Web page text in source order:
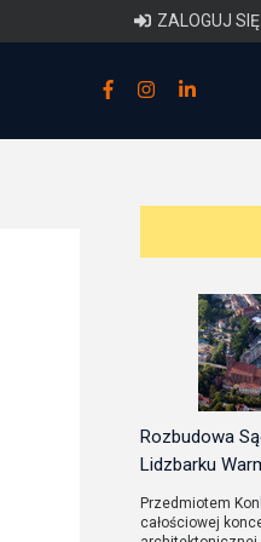
ZALOGUJ SIĘ
zakres i forma projektu
przestrzennym
Rozbudowa
Lidzbarku
Przedmiotem
całościowej